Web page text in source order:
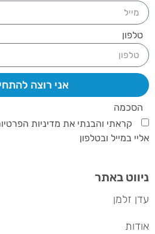
טלפון
הסכמה
קראתי והבנתי את מדיניות
אליי במייל ובטלפון
אני רוצה
ניווט באתר
עדן זלמן
אודות